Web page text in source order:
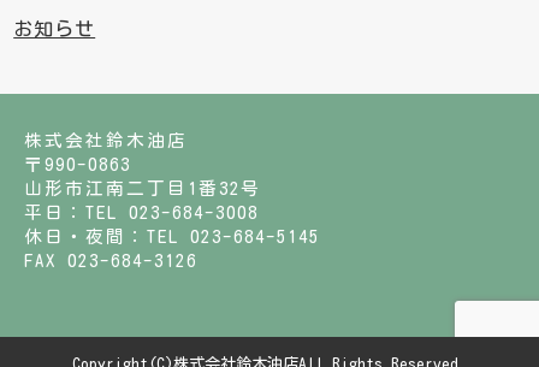
お知らせ
株式会社鈴木油店
〒990-0863
山形市江南二丁目1番32号
平日：TEL 023-684-3008
休日・夜間：TEL 023-684-5145
FAX 023-684-3126
Copyright(C)株式会社鈴木油店All Rights Reserved.